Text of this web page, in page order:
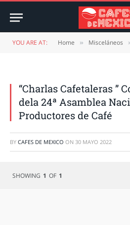
YOU ARE AT: Home » Misceláneos
“Charlas Cafetaleras ”
dela 24ª Asamblea
Productores de Café
BY CAFES DE MEXICO ON 30 MAYO 2022
SHOWING 1 OF 1